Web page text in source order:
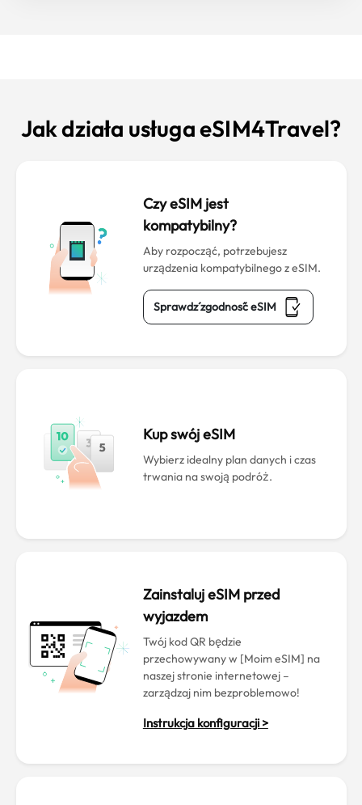
Jak działa usługa eSIM4Travel?
Czy eSIM jest
kompatybilny?
Aby rozpocząć, potrzebujesz
urządzenia kompatybilnego z eSIM.
Sprawdź zgodność eSIM
Kup swój eSIM
Wybierz idealny plan danych i czas
trwania na swoją podróż.
Zainstaluj eSIM przed
wyjazdem
Twój kod QR będzie
przechowywany w [Moim eSIM] na
naszej stronie internetowej –
zarządzaj nim bezproblemowo!
Instrukcja konfiguracji >